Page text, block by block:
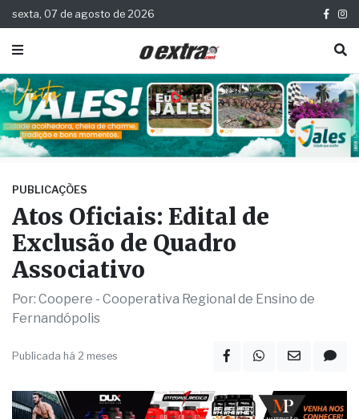
sexta, 07 de agosto de 2026
PUBLICAÇÕES
Atos Oficiais: Edital de
Exclusão de Quadro
Associativo
Por: Coopere - Cooperativa Regional de Ensino de
Fernandópolis
Publicada há 2 meses